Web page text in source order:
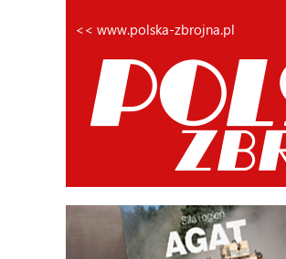
<< www.polska-zbrojna.pl